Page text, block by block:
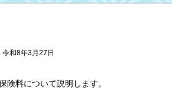
和8年3月27日
険料について説明します。